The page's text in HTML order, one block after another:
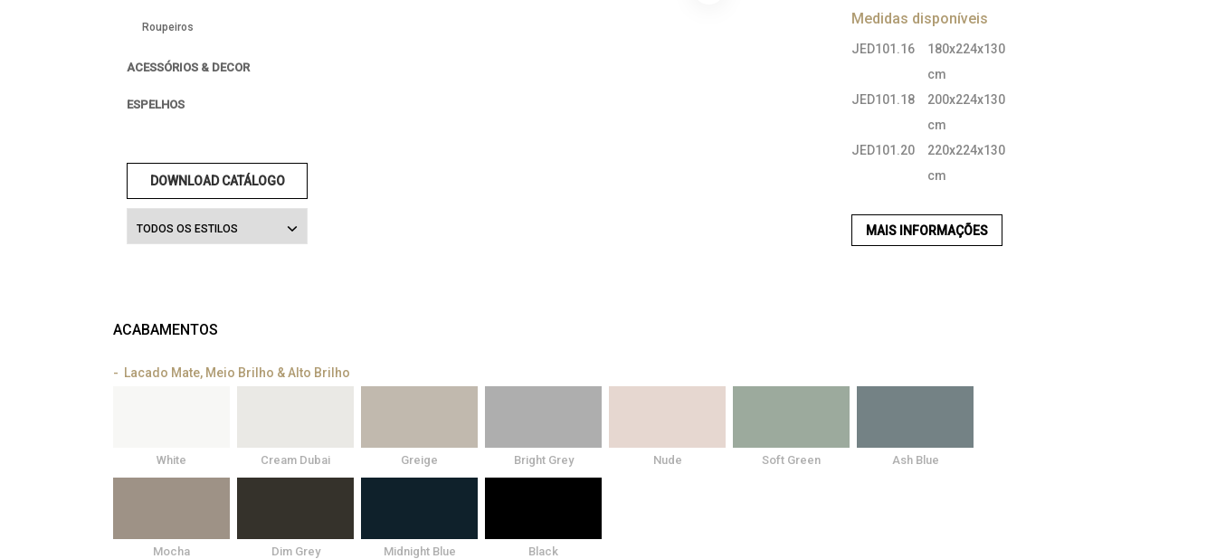
Medidas disponíveis
JED101.16
180x224x130
cm
JED101.18
200x224x130
cm
JED101.20
220x224x130
cm
MAIS INFORMAÇÕES
Roupeiros
ACESSÓRIOS & DECOR
ESPELHOS
DOWNLOAD CATÁLOGO
TODOS OS ESTILOS
ACABAMENTOS
Lacado Mate, Meio Brilho & Alto Brilho
White Cream Dubai Greige Bright Grey Nude Soft Green Ash Blue
Mocha Dim Grey Midnight Blue Black